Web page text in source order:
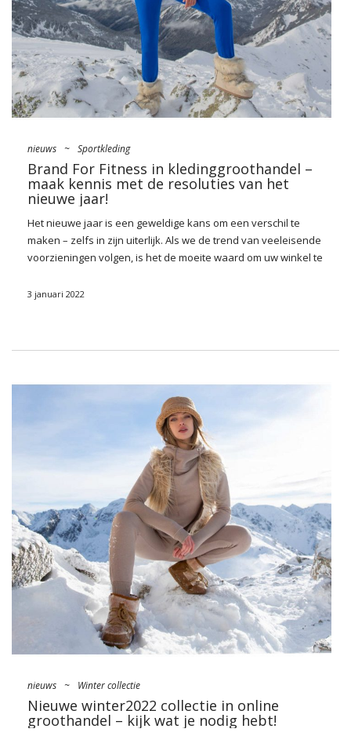
biżuteryjnymi guzikami XXL i wstawkami z organzy. Wypadną
równie dobrze, co prążkowana dzianina i gładka, otulająca
bawełna, która dalej będzie święcić triumfy. …
nieuws ~ Sportkleding
Brand For Fitness in kledinggroothandel –
maak kennis met de resoluties van het
nieuwe jaar!
Het nieuwe jaar is een geweldige kans om een verschil te
maken – zelfs in zijn uiterlijk. Als we de trend van veeleisende
voorzieningen volgen, is het de moeite waard om uwwinkel te
komt. Wat gaat er goed uit? Wij bieden onder andere
van je klanten blijft zitten. Maak kennis met haar laatste
Brand For Fitness bij Factoryprice.eu
wholesale – waarom is het het
Sportmerk voor fitness Sinds 2008 is het gespecialiseerd in de
productie van multifunctionele kleding voor actieve, sportieve
vrouwen.Of uw klanten sport nu behandelen als springplank,
professioneel…
3 januari 2022
nieuws ~ Winter collectie
Nieuwe winter2022 collectie in online
groothandel – kijk wat je nodig hebt!